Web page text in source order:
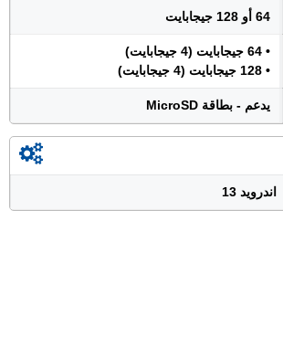
64 أو 128 جيجابايت
• 64 جيجابايت (4 جيجابايت)
• 128 جيجابايت (4 جيجابايت)
يدعم - بطاقة MicroSD
اندرويد 13